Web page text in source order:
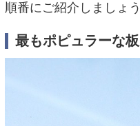
順番にご紹介しましょう
最もポピュラーな